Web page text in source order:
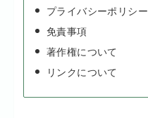
プライバシーポリシー
免責事項
著作権について
リンクについて